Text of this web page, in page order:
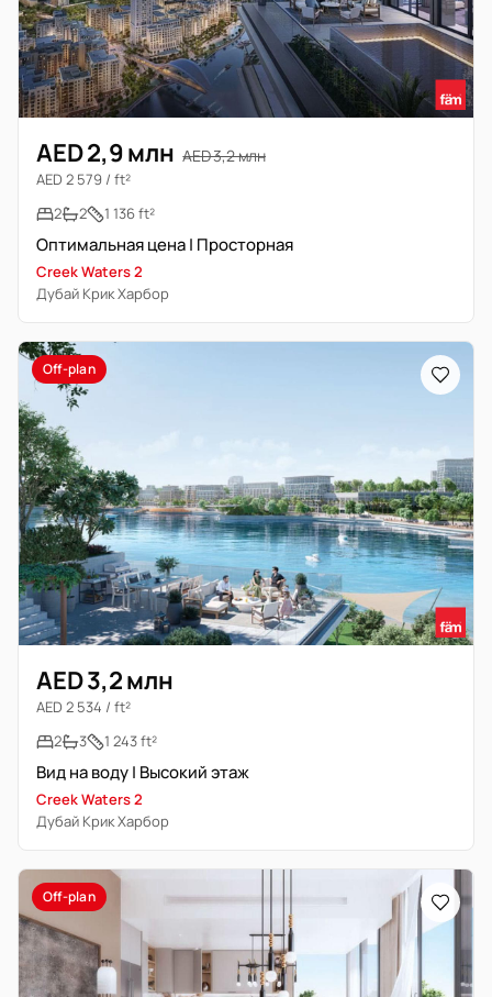
AED 2,9 млн AED 3,2 млн
AED 2 579 / ft²
2
2 1 136 ft²
Оптимальная цена | Просторная
Creek Waters 2
Дубай Крик Харбор
Off-plan
AED 3,2 млн
AED 2 534 / ft²
2
3 1 243 ft²
Вид на воду | Высокий этаж
Creek Waters 2
Дубай Крик Харбор
Off-plan